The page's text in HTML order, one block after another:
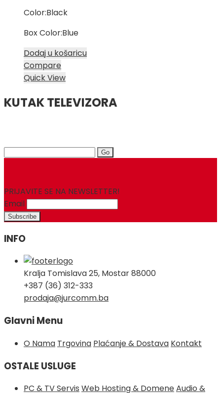
Color:Black
Box Color:Blue
Dodaj u košaricu
Compare
Quick View
KUTAK TELEVIZORA
Search
PRIJAVITE SE NA NEWSLETTER!
Email
INFO
Kralja Tomislava 25, Mostar 88000
+387 (36) 312-333
prodaja@jurcomm.ba
Glavni Menu
O Nama Trgovina Plaćanje & Dostava Kontakt
OSTALE USLUGE
PC & TV Servis Web Hosting & DomeneAudio &